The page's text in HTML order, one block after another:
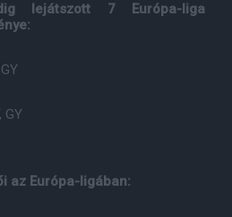
lejátszott 7 Európa-liga
GY
az Európa-ligában: